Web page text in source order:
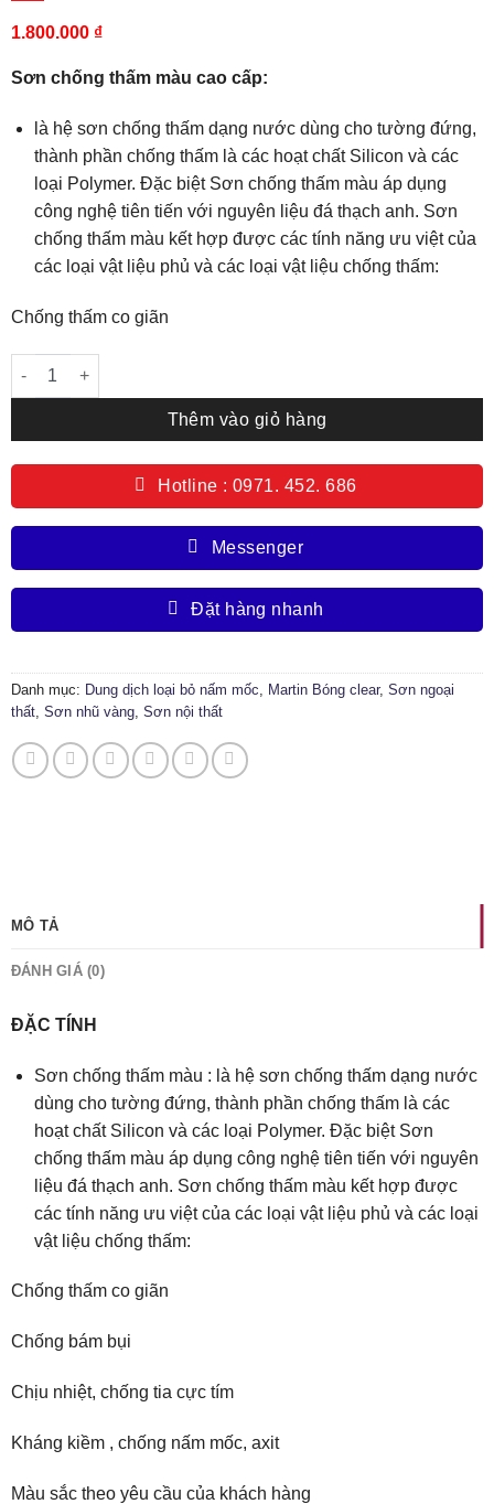
1.800.000 ₫
Sơn chống thấm màu cao cấp:
là hệ sơn chống thấm dạng nước dùng cho tường đứng,
thành phần chống thấm là các hoạt chất Silicon và các
loại Polymer. Đặc biệt Sơn chống thấm màu áp dụng
công nghệ tiên tiến với nguyên liệu đá thạch anh. Sơn
chống thấm màu kết hợp được các tính năng ưu việt của
các loại vật liệu phủ và các loại vật liệu chống thấm:
Chống thấm co giãn
Sơn chống thấm màu cao cấp số lượng
Thêm vào giỏ hàng
Hotline : 0971. 452. 686
Messenger
Đặt hàng nhanh
Danh mục: Dung dịch loại bỏ nấm mốc Martin Bóng clear, Sơn ngoại
thất, Sơn nhũ vàng, Sơn nội thất
MÔ TẢ
ĐÁNH GIÁ (0)
ĐẶC TÍNH
Sơn chống thấm màu : là hệ sơn chống thấm dạng nước
dùng cho tường đứng, thành phần chống thấm là các
hoạt chất Silicon và các loại Polymer. Đặc biệt Sơn
chống thấm màu áp dụng công nghệ tiên tiến với nguyên
liệu đá thạch anh. Sơn chống thấm màu kết hợp được
các tính năng ưu việt của các loại vật liệu phủ và các loại
vật liệu chống thấm:
Chống thấm co giãn
Chống bám bụi
Chịu nhiệt, chống tia cực tím
Kháng kiềm , chống nấm mốc, axit
Màu sắc theo yêu cầu của khách hàng